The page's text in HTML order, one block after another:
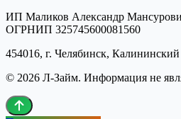
ИП Маликов Александр
ОГРНИП 325745600081560
454016, г. Челябинск,
© 2026 Л-Займ. Информация не